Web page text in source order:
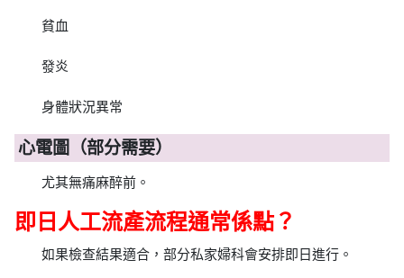
貧血
發炎
身體狀況異常
心電圖（部分需要）
尤其無痛麻醉前。
即日人工流產流程通常係點？
如果檢查結果適合，部分私家婦科會安排即日進行。